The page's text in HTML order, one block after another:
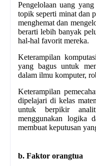
Pengelolaan uang
topik seperti minat dan
menghemat dan
berarti lebih banyak
hal-hal favorit mereka.
Keterampilan
yang bagus untuk
dalam ilmu komputer,
Keterampilan
dipelajari di kelas
untuk berpikir
menggunakan logika
membuat keputusan
b. Faktor orangtua